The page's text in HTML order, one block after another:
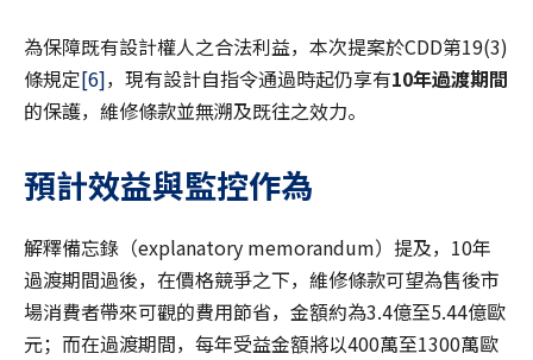
為保障既有設計權人之合法利益，本次提案於CDD第19(3)
條規定[6]，現有設計自指令通過時起仍享有10年過渡期間
的保護，維修條款並無溯及既往之效力。
預計效益與監控作為
解釋備忘錄（explanatory memorandum）提及，10年
過渡期間過後，在價格競爭之下，維修條款可望為售後市
場消費者帶來可觀的費用節省，金額約為3.4億至5.44億歐
元；而在過渡期間，每年受益金額將以400萬至1300萬歐